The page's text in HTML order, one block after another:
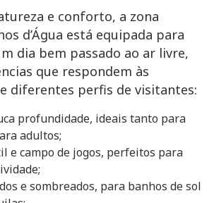
e conforto, a zona
d’Água está equipada para
dia bem passado ao ar livre,
que respondem às
diferentes perfis de visitantes:
profundidade, ideais tanto para
adultos;
e campo de jogos, perfeitos para
e sombreados, para banhos de sol